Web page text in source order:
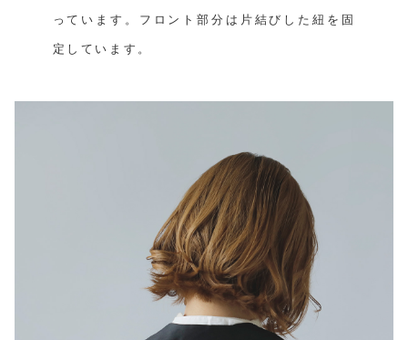
っています。フロント部分は片結びした紐を固
定しています。